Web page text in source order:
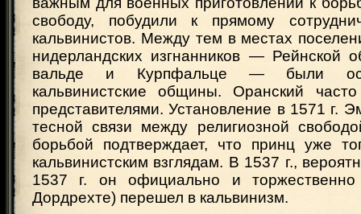
свободу, побудили к прямому
кальвинистов. Между тем в местах
нидерландских изгнанников — Рейнской
вальде и Курпфальце — были
кальвинистские общины. Оранский
представителями. Установление в 1571 г.
тесной связи между религиозной
борьбой подтверждает, что принц уже
кальвинистским взглядам. В 1537 г.,
1537 г. он официально и
Дордрехте) перешел в кальвинизм.